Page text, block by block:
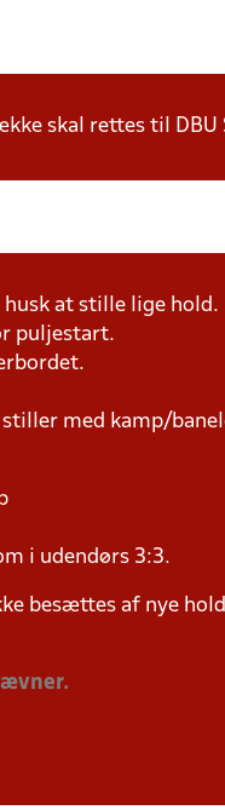
skal rettes til DBU
husk at stille lige hold.
puljestart.
med kamp/
i udendørs 3:3.
besættes af nye